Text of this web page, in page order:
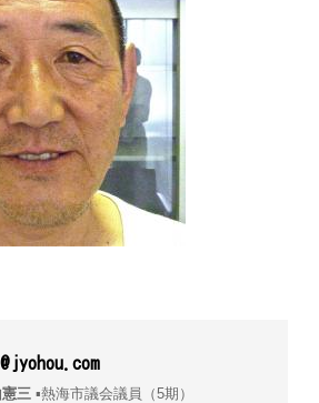
三▪︎熱海市議会議員（5期）